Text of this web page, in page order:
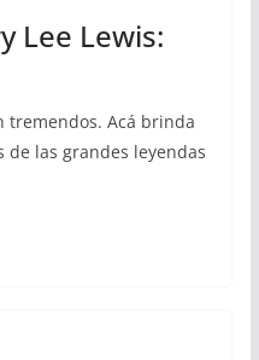
Lee Lewis:
tremendos. Acá brinda
las grandes leyendas